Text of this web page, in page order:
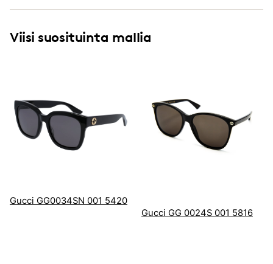
Viisi suosituinta mallia
Gucci GG0034SN 001 5420
Gucci GG 0024S 001 5816